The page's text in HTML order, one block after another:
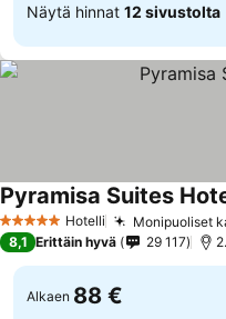
Näytä hinnat 12 sivustolta
5 Tähtiluokitus
Hotelli Monipuoliset
Pyramisa Suites
8,1 Erittäin hyvä 29 117
Alkaen 88 €